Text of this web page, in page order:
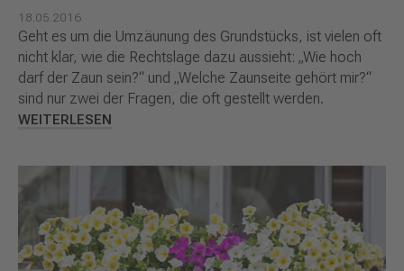
18.05.2016
Geht es um die Umzäunung des Grundstücks, ist vielen oft
nicht klar, wie die Rechtslage dazu aussieht: „Wie hoch
darf der Zaun sein?“ und „Welche Zaunseite gehört mir?“
sind nur zwei der Fragen, die oft gestellt werden.
WEITERLESEN